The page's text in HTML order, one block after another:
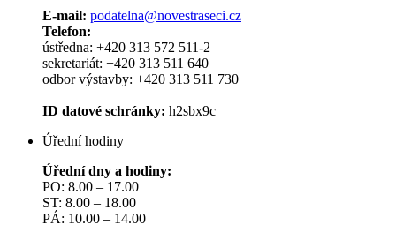
E-mail: podatelna@novestraseci.cz
Telefon:
ústředna: +420 313 572 511-2
sekretariát: +420 313 511 640
odbor výstavby: +420 313 511 730
ID datové schránky: h2sbx9c
Úřední hodiny
Úřední dny a hodiny:
PO: 8.00 – 17.00
ST: 8.00 – 18.00
PÁ: 10.00 – 14.00